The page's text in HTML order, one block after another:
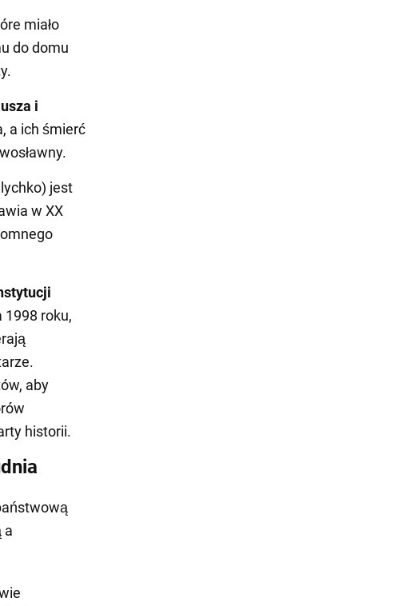
miało
do domu
i
a ich śmierć
jest
w XX
1998 roku,
aby
historii.
a